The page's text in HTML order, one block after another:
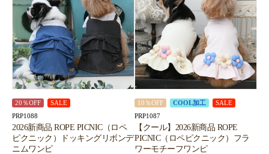
20％OFF SALE
PRP1088
2026新商品 ROPE PICNIC（ロペ
ピクニック）ドッキングリボンデ
ニムワンピ
10％OFF COOL加工 SALE
PRP1087
【クール】2026新商品 ROPE
PICNIC（ロペピクニック）フラ
ワーモチーフワンピ